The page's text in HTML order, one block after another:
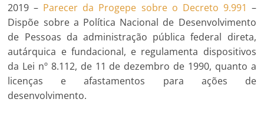
2019 – Parecer da Progepe sobre o Decreto 9.991 –
Dispõe sobre a Política Nacional de Desenvolvimento
de Pessoas da administração pública federal direta,
autárquica e fundacional, e regulamenta dispositivos
da Lei nº 8.112, de 11 de dezembro de 1990, quanto a
licenças e afastamentos para ações de
desenvolvimento.